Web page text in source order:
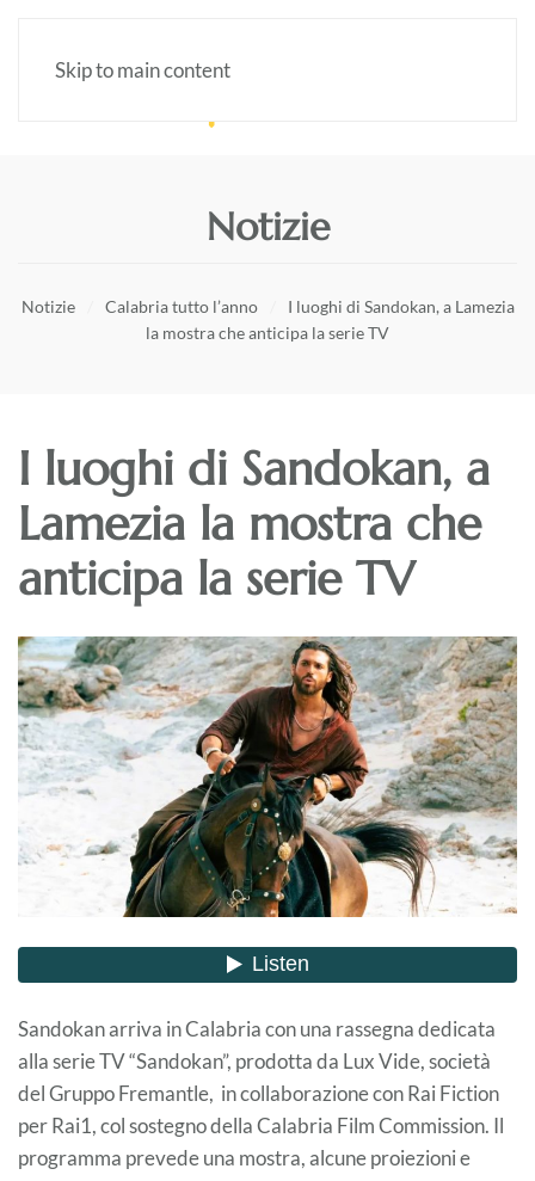
Skip to main content
Notizie
Notizie Calabria tutto l’anno
I luoghi di Sandokan, a Lamezia
la mostra che anticipa la serie TV
I luoghi di Sandokan, a
Lamezia la mostra che
anticipa la serie TV
Sandokan arriva in Calabria con una rassegna dedicata
alla serie TV “Sandokan”, prodotta da Lux Vide, società
del Gruppo Fremantle, in collaborazione con Rai Fiction
per Rai1, col sostegno della Calabria Film Commission. Il
programma prevede una mostra, alcune proiezioni e